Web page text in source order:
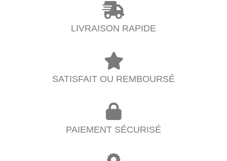
LIVRAISON RAPIDE
SATISFAIT OU REMBOURSÉ
PAIEMENT SÉCURISÉ